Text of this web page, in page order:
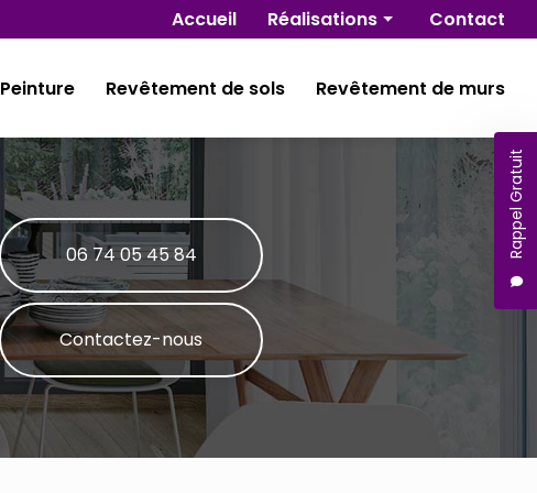
Navigation secondaire
Accueil Réalisations
Isolation
Plâtrerie
Revêtement de sols
Contact
Rappel Gratuit
Peinture Revêtement de sols Revêtement de murs
06 74 05 45 84
Contactez-nous